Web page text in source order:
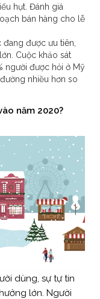
hụt. Đánh giá
bán hàng cho lễ
được ưu tiên,
Cuộc khảo sát
người được hỏi ở Mỹ
nhiều hơn so
năm 2020?
dùng, sự tự tin
lớn. Người